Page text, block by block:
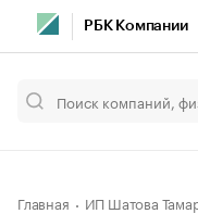
РБК Компании
Главная ИП Шатова